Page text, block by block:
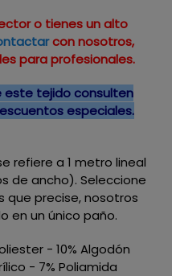
o tienes un alto
con nosotros,
para profesionales.
este tejido consulten
especiales.
refiere a 1 metro lineal
de ancho). Seleccione
precise, nosotros
en un único paño.
- 10% Algodón
- 7% Poliamida